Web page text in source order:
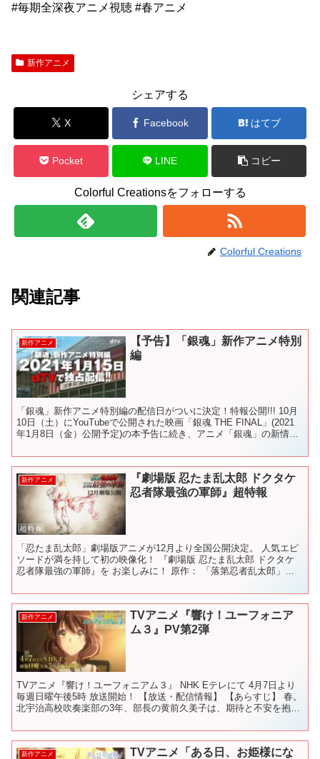
#毎期全深夜アニメ視聴 #春アニメ
新作アニメ
シェアする
X Facebook はてブ
Pocket LINE コピー
Colorful Creationsをフォローする
Colorful Creations
関連記事
新作アニメ
【予告】「銀魂」新作アニメ特別
編
「銀魂」新作アニメ特別編の配信日がついに決定！特報公開!!! 10月
10日（土）にYouTubeで公開された映画「銀魂 THE FINAL」(2021
年1月8日（金）公開予定)の本予告に続き、アニメ「銀魂」の新情報
新作アニメ
『劇場版 忍たま乱太郎 ドクタケ
忍者隊最強の軍師』超特報
「忍たま乱太郎」劇場版アニメが12月より全国公開決定。 人気エピ
ソードが満を持して初の映像化！ 『劇場版 忍たま乱太郎 ドクタケ
忍者隊最強の軍師』を お楽しみに！ 原作： 「落第忍者乱太郎」尼
新作アニメ
TVアニメ『響け！ユーフォニア
ム３』PV第2弾
TVアニメ『響け！ユーフォニアム３』 NHK Eテレにて 4月7日より
毎週日曜午後5時 放送開始！ 【放送・配信情報】 【あらすじ】 春。
北宇治高校吹奏楽部の3年、部長の黄前久美子は、期待と不安を抱い
新作アニメ
TVアニメ「ある日、お姫様にな